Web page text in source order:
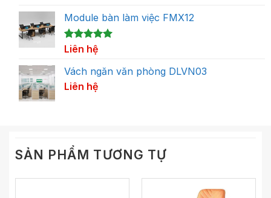
Module bàn làm việc FMX12
5.00trên 5
dựa trên
1
đánh giá
Liên hệ
Vách ngăn văn phòng DLVN03
Liên hệ
SẢN PHẨM TƯƠNG TỰ